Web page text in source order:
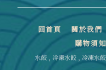
回首頁 關於我們
購物須知
水餃 冷凍水餃 冷凍水